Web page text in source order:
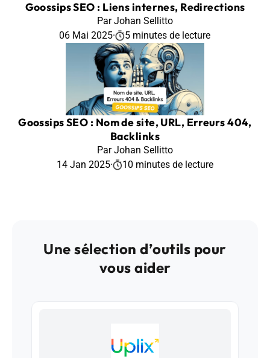
Goossips SEO : Liens internes, Redirections
Par Johan Sellitto
06 Mai 2025· 5 minutes de lecture
Goossips SEO : Nom de site, URL, Erreurs 404,
Backlinks
Par Johan Sellitto
14 Jan 2025· 10 minutes de lecture
Une sélection d’outils pour
vous aider